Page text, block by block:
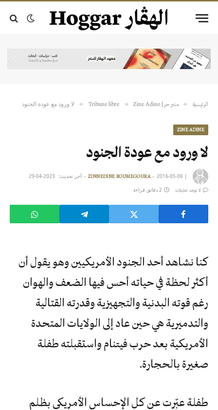
الرئيسية » منبر حر | Tribune libre » Zine Adine
» لا ورود مع عودة الجنود
ZINE ADINE
لا ورود مع عودة الجنود
|
ZINNEDINE BOUMEGOURA 2016-05-06 آخر تحديث: 2023-04-29
لا توجد تعليقات 2 دقائق قراءة
كنا نشاهد أحد الجنود الأمريكيين وهو يقول أن
أكثر لحظة في حياته أحس فيها الضعف والهوان
رغم قوته البدنية والتجهيزية وقدرته القتالية
والتدميرية هي حين عاد إلى الولايات المتحدة
الأمريكية بعد حرب فيتنام واستقبلته طفلة
صغيرة بالحجارة.
طفلة عبّرت عن كل الإحساس الأمريكي بظلم